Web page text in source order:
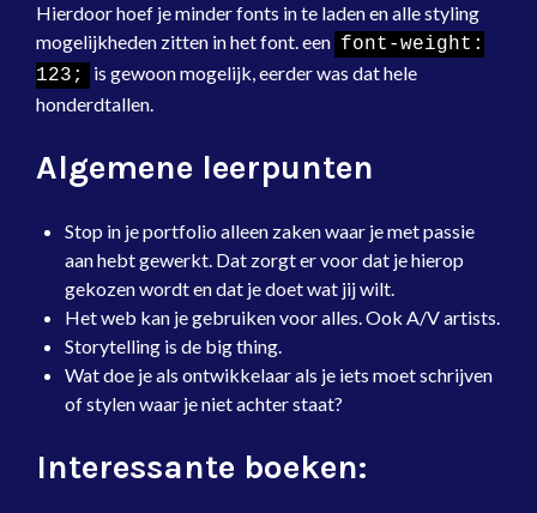
Hierdoor hoef je minder fonts in te laden en alle styling
mogelijkheden zitten in het font. een font-weight:
123;
is gewoon mogelijk, eerder was dat hele
honderdtallen.
Algemene leerpunten
Stop in je portfolio alleen zaken waar je met passie
aan hebt gewerkt. Dat zorgt er voor dat je hierop
gekozen wordt en dat je doet wat jij wilt.
Het web kan je gebruiken voor alles. Ook A/V artists.
Storytelling is de big thing.
Wat doe je als ontwikkelaar als je iets moet schrijven
of stylen waar je niet achter staat?
Interessante boeken: